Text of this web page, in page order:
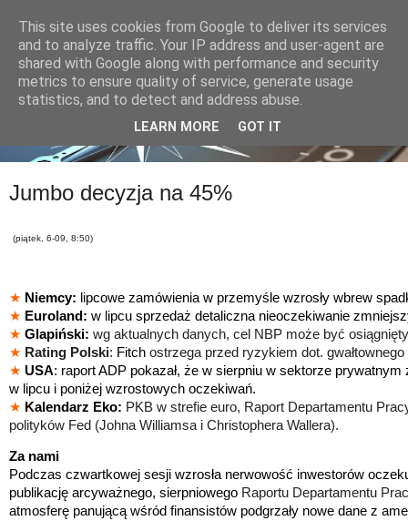
Jumbo decyzja na 45%
(piątek, 6-09, 8:50)
★ Niemcy: lipcowe zamówienia w przemyśle wzrosły wbrew
★ Euroland: w lipcu sprzedaż detaliczna nieoczekiwanie
★ Glapiński: wg aktualnych danych, cel NBP może być
★ Rating Polski: Fitch ostrzega przed ryzykiem dot.
★ USA: raport ADP pokazał, że w sierpniu w sektorze prywatnym
w lipcu i poniżej wzrostowych oczekiwań.
★ Kalendarz Eko: PKB w strefie euro, Raport Departamentu
polityków Fed (Johna Williamsa i Christophera Wallera).
Za nami
Podczas czwartkowej sesji wzrosła nerwowość inwestorów
publikację arcyważnego, sierpniowego Raportu Departamentu
atmosferę panującą wśród finansistów podgrzały nowe dane z
This site uses cookies from Google to deliver its services
and to analyze traffic. Your IP address and user-agent are
shared with Google along with performance and security
metrics to ensure quality of service, generate usage
statistics, and to detect and address abuse.
LEARN MORE GOT IT